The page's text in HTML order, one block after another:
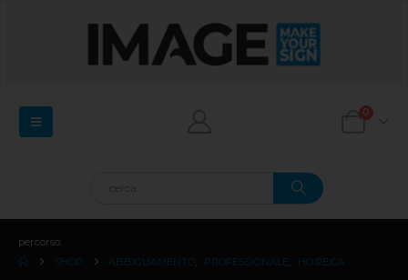
0
percorso:
SHOP
ABBIGLIAMENTO PROFESSIONALE HO.RE.CA.